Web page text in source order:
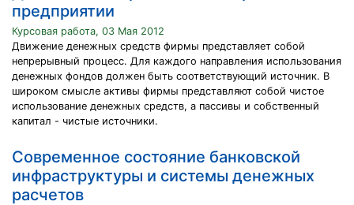
предприятии
Курсовая работа, 03 Мая 2012
Движение денежных средств фирмы представляет собой
непрерывный процесс. Для каждого направления использования
денежных фондов должен быть соответствующий источник. В
широком смысле активы фирмы представляют собой чистое
использование денежных средств, а пассивы и собственный
капитал - чистые источники.
Современное состояние банковской
инфраструктуры и системы денежных
расчетов